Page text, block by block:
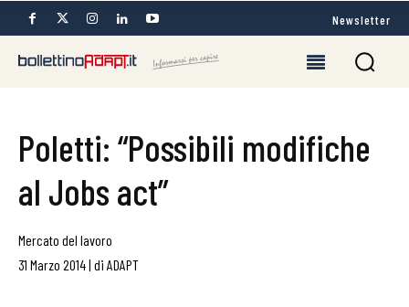
Newsletter
Poletti: “Possibili modifiche
al Jobs act”
Mercato del lavoro
31 Marzo 2014| di ADAPT